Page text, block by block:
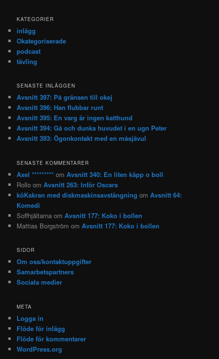
KATEGORIER
inlägg
Okategoriserade
podcast
tävling
SENASTE INLÄGGEN
Avsnitt 397: På gränsen till okej
Avsnitt 396: Han flubbar runt
Avsnitt 395: En varg är ingen katthund
Avsnitt 394: Gå och dunka huvudet i en ugn Peter
Avsnitt 393: Ögonkontakt med en måsjävul
SENASTE KOMMENTARER
Axel ********* omAvsnitt 340: En liten käpp o boll
Rollo omAvsnitt 263: Inför Oscars
köKskran med diskmaskinsavstängning omAvsnitt 64:
Komedi
Soffhjältarna omAvsnitt 177: Koko i bollen
Mattias Borgström omAvsnitt 177: Koko i bollen
SIDOR
Om oss/kontaktuppgifter
Samarbetspartners
Sociala medier
META
Logga in
Flöde för inlägg
Flöde för kommentarer
WordPress.org